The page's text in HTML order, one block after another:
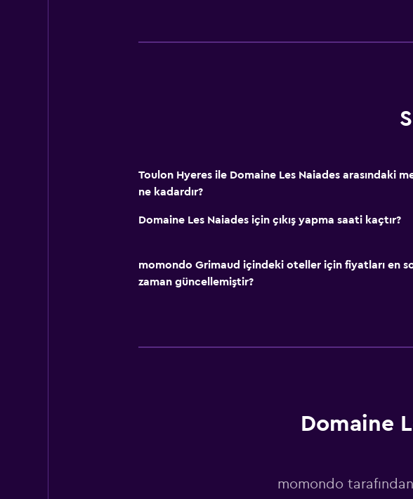
Toulon Hyeres ile Domaine Les Naiades arasındaki
ne kadardır?
Domaine Les Naiades için çıkış yapma saati kaçtır?
momondo Grimaud içindeki oteller için fiyatları en
zaman güncellemiştir?
Domaine
momondo